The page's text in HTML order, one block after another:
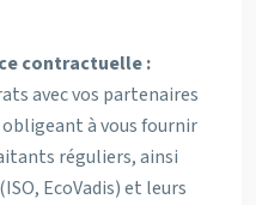
contractuelle :
avec vos partenaires
obligeant à vous fournir
réguliers, ainsi
EcoVadis) et leurs